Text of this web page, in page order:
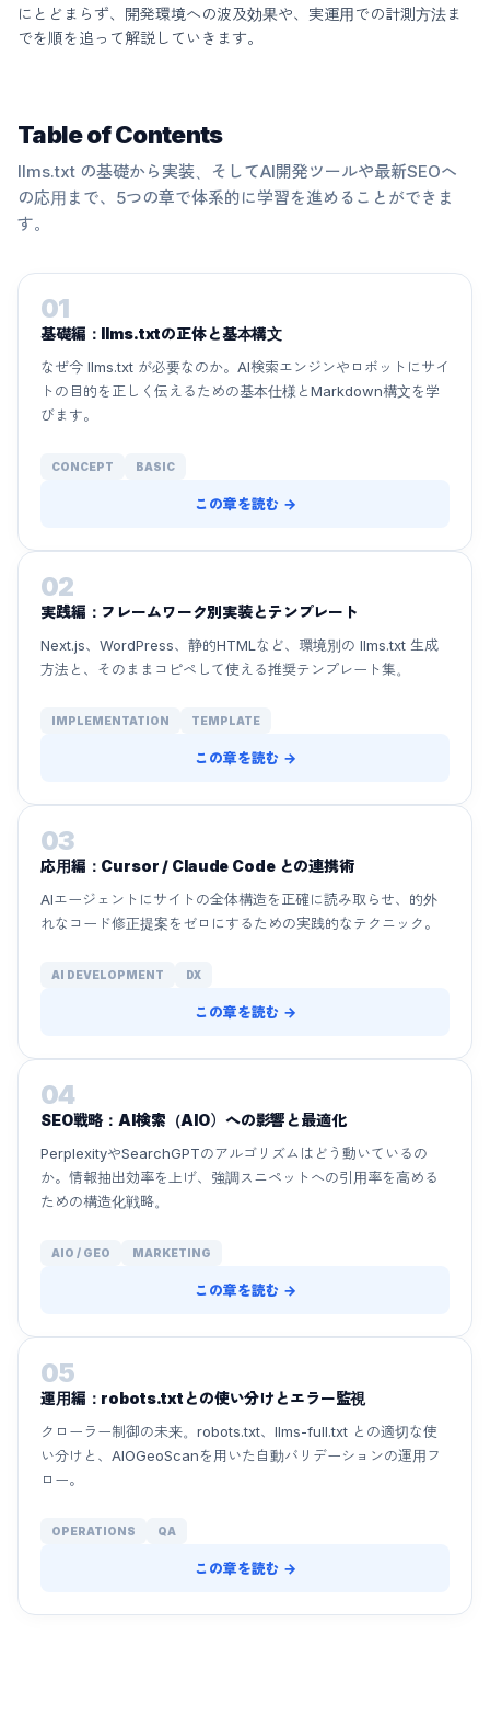
にとどまらず、開発環境への波及効果や、実運用での計測方法ま
でを順を追って解説していきます。
Table of Contents
llms.txt の基礎から実装、そしてAI開発ツールや最新SEOへ
の応用まで、5つの章で体系的に学習を進めることができま
す。
01
基礎編：llms.txtの正体と基本構文
なぜ今 llms.txt が必要なのか。AI検索エンジンやロボットにサイ
トの目的を正しく伝えるための基本仕様とMarkdown構文を学
びます。
CONCEPT BASIC
この章を読む →
02
実践編：フレームワーク別実装とテンプレート
Next.js、WordPress、静的HTMLなど、環境別の llms.txt 生成
方法と、そのままコピペして使える推奨テンプレート集。
IMPLEMENTATION TEMPLATE
この章を読む →
03
応用編：Cursor / Claude Code との連携術
AIエージェントにサイトの全体構造を正確に読み取らせ、的外
れなコード修正提案をゼロにするための実践的なテクニック。
AI DEVELOPMENT DX
この章を読む →
04
SEO戦略：AI検索（AIO）への影響と最適化
PerplexityやSearchGPTのアルゴリズムはどう動いているの
か。情報抽出効率を上げ、強調スニペットへの引用率を高める
ための構造化戦略。
AIO / GEO MARKETING
この章を読む →
05
運用編：robots.txtとの使い分けとエラー監視
クローラー制御の未来。robots.txt、llms-full.txt との適切な使
い分けと、AIOGeoScanを用いた自動バリデーションの運用フ
ロー。
OPERATIONS QA
この章を読む →